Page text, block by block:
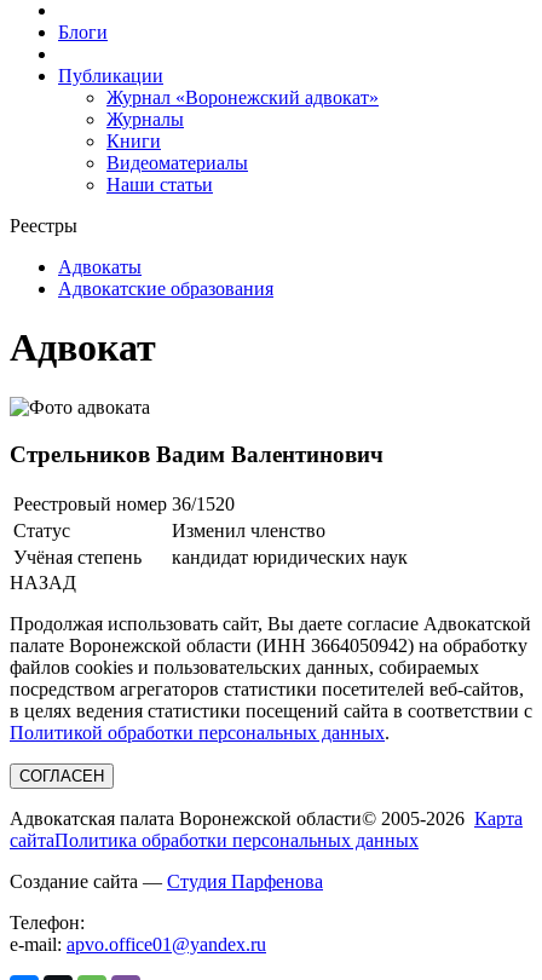
Блоги
Публикации
Журнал «Воронежский адвокат»
Журналы
Книги
Видеоматериалы
Наши статьи
Реестры
Адвокаты
Адвокатские образования
Адвокат
Стрельников Вадим Валентинович
Реестровый номер 36/1520
Статус
Изменил членство
Учёная степень
кандидат юридических наук
НАЗАД
Продолжая использовать сайт, Вы даете согласие Адвокатской
палате Воронежской области (ИНН 3664050942) на обработку
файлов cookies и пользовательских данных, собираемых
посредством агрегаторов статистики посетителей веб-сайтов,
в целях ведения статистики посещений сайта в соответствии с
Политикой обработки персональных данных.
СОГЛАСЕН
Адвокатская палата Воронежской области© 2005-2026 Карта
сайтаПолитика обработки персональных данных
Создание сайта — Студия Парфенова
Телефон:
e-mail: apvo.office01@yandex.ru